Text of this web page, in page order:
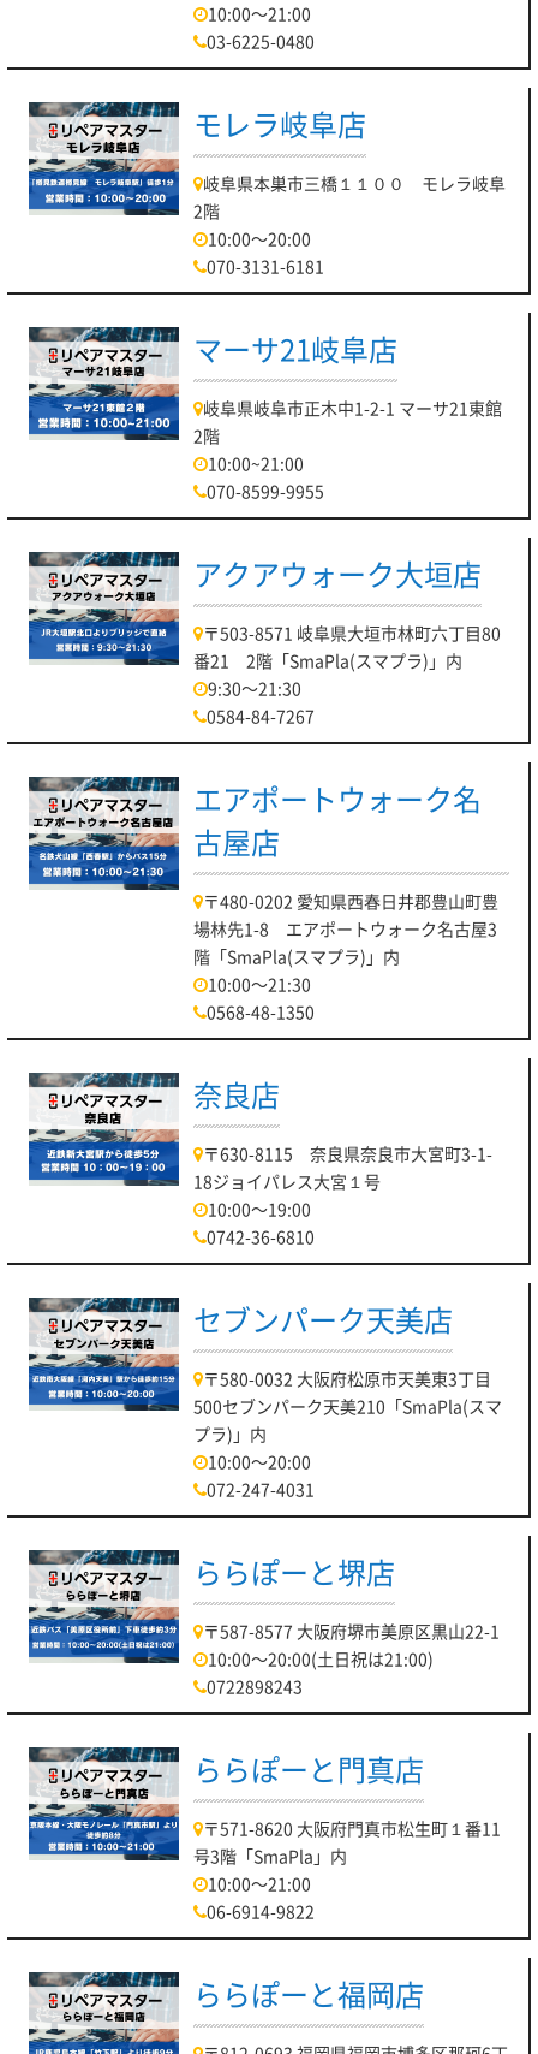
10:00～21:00
03-6225-0480
モレラ岐阜店
岐阜県本巣市三橋１１００ モレラ岐阜
2階
10:00～20:00
070-3131-6181
マーサ21岐阜店
岐阜県岐阜市正木中1-2-1 マーサ21東館
2階
10:00~21:00
070-8599-9955
アクアウォーク大垣店
〒503-8571 岐阜県大垣市林町六丁目80
番21 2階「SmaPla(スマプラ)」内
9:30～21:30
0584-84-7267
エアポートウォーク名
古屋店
〒480-0202 愛知県西春日井郡豊山町豊
場林先1-8 エアポートウォーク名古屋3
階「SmaPla(スマプラ)」内
10:00～21:30
0568-48-1350
奈良店
〒630-8115 奈良県奈良市大宮町3-1-
18ジョイパレス大宮１号
10:00～19:00
0742-36-6810
セブンパーク天美店
〒580-0032 大阪府松原市天美東3丁目
500セブンパーク天美210「SmaPla(スマ
プラ)」内
10:00～20:00
072-247-4031
ららぽーと堺店
〒587-8577 大阪府堺市美原区黒山22-1
10:00～20:00(土日祝は21:00)
0722898243
ららぽーと門真店
〒571-8620 大阪府門真市松生町１番11
号3階「SmaPla」内
10:00～21:00
06-6914-9822
ららぽーと福岡店